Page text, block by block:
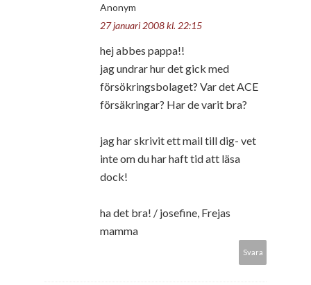
Anonym
27 januari 2008 kl. 22:15
hej abbes pappa!!
jag undrar hur det gick med
försökringsbolaget? Var det ACE
försäkringar? Har de varit bra?
jag har skrivit ett mail till dig- vet
inte om du har haft tid att läsa
dock!
ha det bra! / josefine, Frejas
mamma
Svara